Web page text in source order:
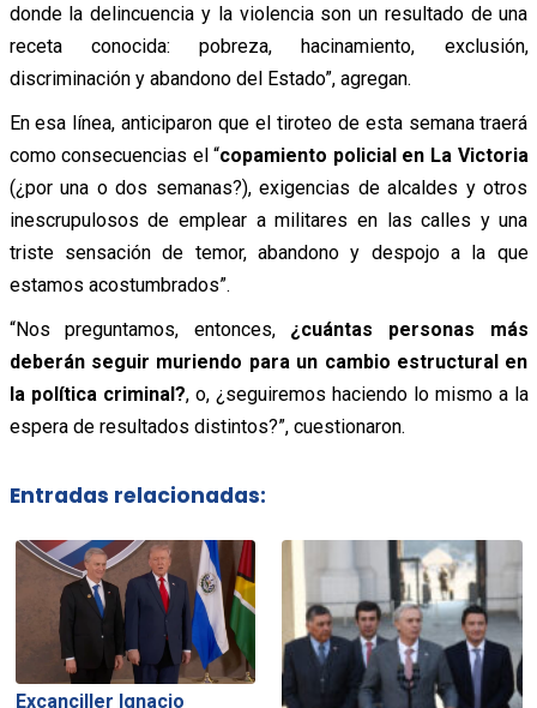
donde la delincuencia y la violencia son un resultado de una
receta conocida: pobreza, hacinamiento, exclusión,
discriminación y abandono del Estado”, agregan.
En esa línea, anticiparon que el tiroteo de esta semana traerá
como consecuencias el “copamiento policial en La Victoria
(¿por una o dos semanas?), exigencias de alcaldes y otros
inescrupulosos de emplear a militares en las calles y una
triste sensación de temor, abandono y despojo a la que
estamos acostumbrados”.
“Nos preguntamos, entonces, ¿cuántas personas más
deberán seguir muriendo para un cambio estructural en
la política criminal?, o, ¿seguiremos haciendo lo mismo a la
espera de resultados distintos?”, cuestionaron.
Entradas relacionadas:
Excanciller Ignacio